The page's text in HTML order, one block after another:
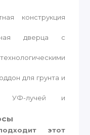
конструкция
дверца с
для грунта и
УФ-лучей и
этот